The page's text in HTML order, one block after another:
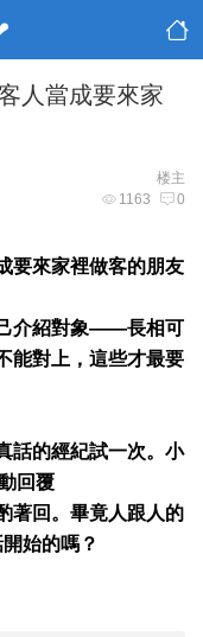
人當成要來家
楼主
1163 0
要來家裡做客的朋友
介紹對象——長相可
能對上，這些才最要
話的經紀試一次。小
回覆
著回。畢竟人跟人的
始的嗎？